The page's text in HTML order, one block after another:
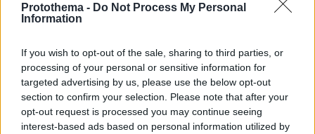
Protothema - Do Not Process My Personal
Information
If you wish to opt-out of the sale, sharing to third parties, or
processing of your personal or sensitive information for
targeted advertising by us, please use the below opt-out
section to confirm your selection. Please note that after your
opt-out request is processed you may continue seeing
interest-based ads based on personal information utilized by